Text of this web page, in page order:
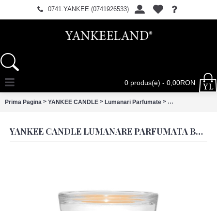
0741.YANKEE (0741926533)
0 produs(e) - 0,00RON
Prima Pagina > YANKEE CANDLE > Lumanari Parfumate > Yankee Candle
YANKEE CANDLE LUMANARE PARFUMATA BORCAN MEDIU SIGNATURE MANGO ICE CREAM